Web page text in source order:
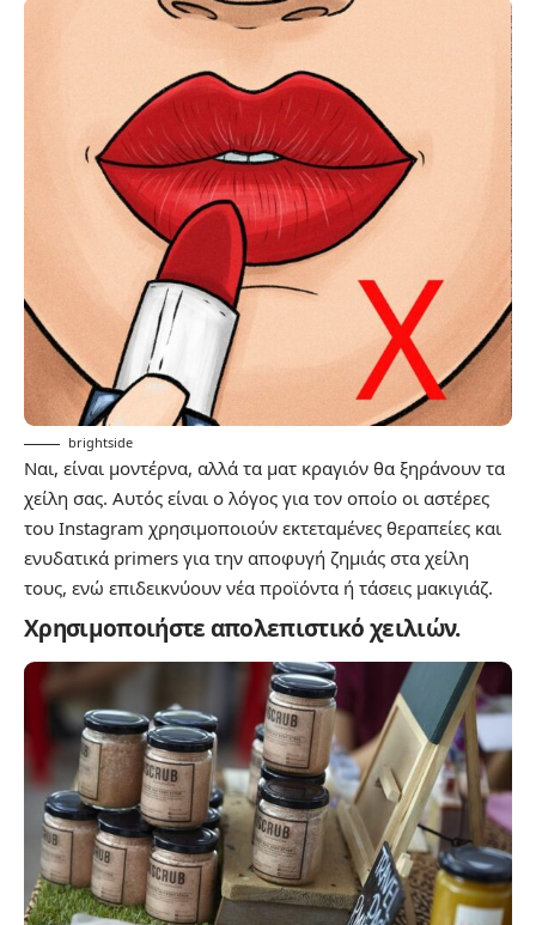
brightside
Ναι, είναι μοντέρνα, αλλά τα ματ κραγιόν θα ξηράνουν τα
χείλη σας. Αυτός είναι ο λόγος για τον οποίο οι αστέρες
του Instagram χρησιμοποιούν εκτεταμένες θεραπείες και
ενυδατικά primers για την αποφυγή ζημιάς στα χείλη
τους, ενώ επιδεικνύουν νέα προϊόντα ή τάσεις μακιγιάζ.
Χρησιμοποιήστε απολεπιστικό χειλιών.